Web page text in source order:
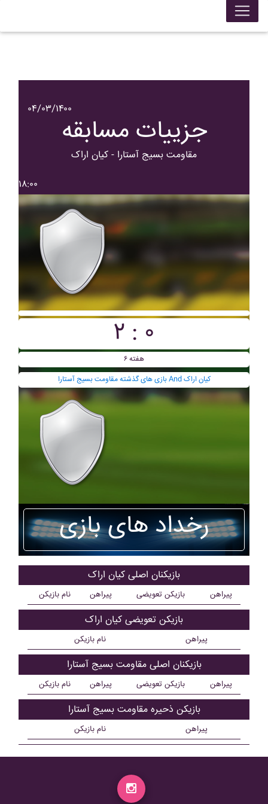
۰۴/۰۳/۱۴۰۰
جزییات مسابقه
مقاومت بسيج آستارا - کيان اراک
۱۸:۰۰
۲ : ۰
هفته ۶
بازی های گذشته مقاومت بسيج آستارا And کيان اراک
رخداد های بازی
بازیکنان اصلی کيان اراک
نام بازیکن پیراهن بازیکن تعویضی پیراهن
بازیکن تعویضی کيان اراک
نام بازیکن پیراهن
بازیکنان اصلی مقاومت بسيج آستارا
نام بازیکن پیراهن بازیکن تعویضی پیراهن
بازیکن ذحیره مقاومت بسيج آستارا
نام بازیکن پیراهن